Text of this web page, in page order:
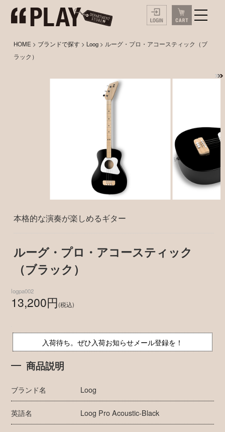
HOME > ブランドで探す > Loog > ルーグ・プロ・アコースティック（ブ
ラック）
本格的な演奏が楽しめるギター
ルーグ・プロ・アコースティック
（ブラック）
logpa002
13,200円(税込)
入荷待ち。ぜひ入荷お知らせメール登録を！
商品説明
ブランド名 Loog
英語名 Loog Pro Acoustic-Black